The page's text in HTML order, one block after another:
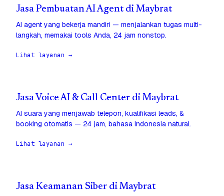
Jasa Pembuatan AI Agent di Maybrat
AI agent yang bekerja mandiri — menjalankan tugas multi-
langkah, memakai tools Anda, 24 jam nonstop.
Lihat layanan →
Jasa Voice AI & Call Center di Maybrat
AI suara yang menjawab telepon, kualifikasi leads, &
booking otomatis — 24 jam, bahasa Indonesia natural.
Lihat layanan →
Jasa Keamanan Siber di Maybrat